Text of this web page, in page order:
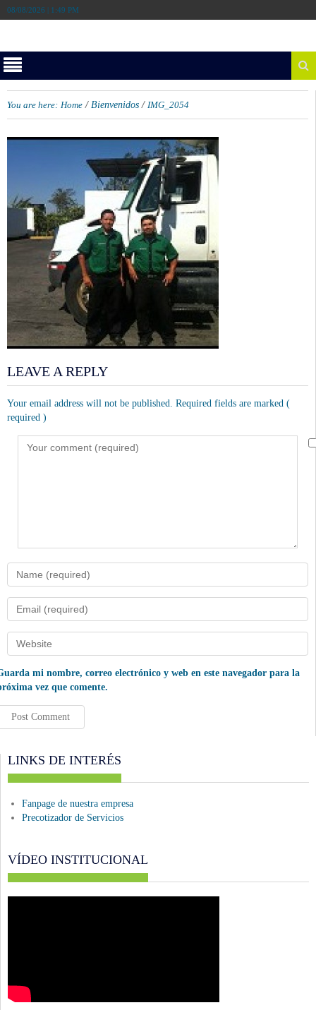
08/08/2026 | 1:49 PM
You are here: Home / Bienvenidos / IMG_2054
LEAVE A REPLY
Your email address will not be published. Required fields are marked (
required )
mi nombre, correo electrónico y web en este navegador para la
vez que comente.
LINKS DE INTERÉS
Fanpage de nuestra empresa
Precotizador de Servicios
VÍDEO INSTITUCIONAL